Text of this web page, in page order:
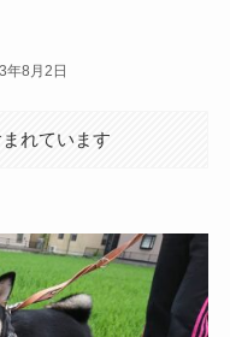
年8月2日
れています